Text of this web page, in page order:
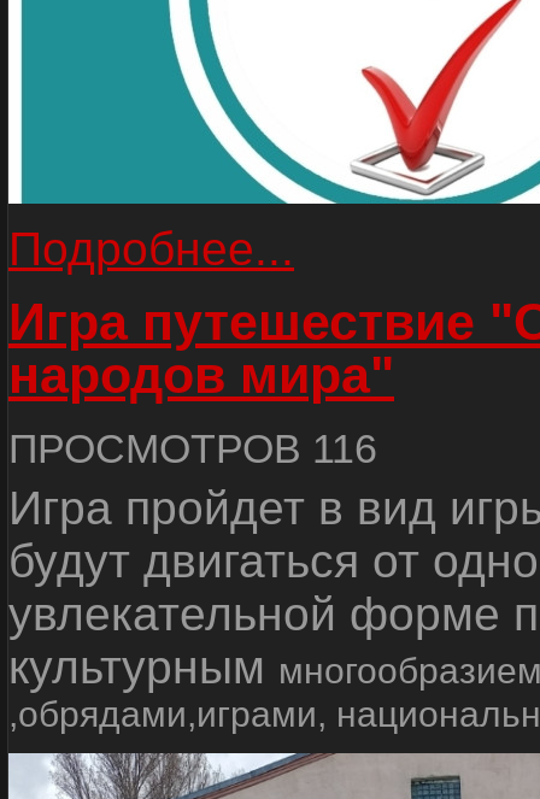
Подробнее...
Игра путешествие
народов мира"
ПРОСМОТРОВ 116
Игра пройдет в вид
будут двигаться от
увлекательной форме
культурным
,обрядами,играми,